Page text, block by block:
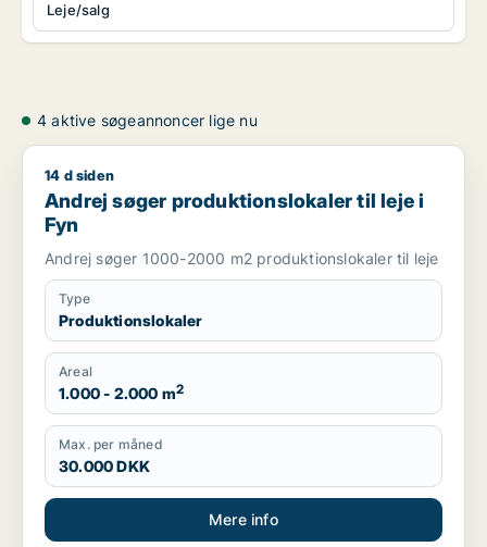
Leje/salg
4 aktive søgeannoncer lige nu
Andrej søger produktionslokaler til leje i Fyn
14 d siden
Andrej søger produktionslokaler til leje i
Fyn
Andrej søger 1000-2000 m2 produktionslokaler til leje
Type
Produktionslokaler
Areal
1.000 - 2.000 m2
Max. per måned
30.000 DKK
Mere info